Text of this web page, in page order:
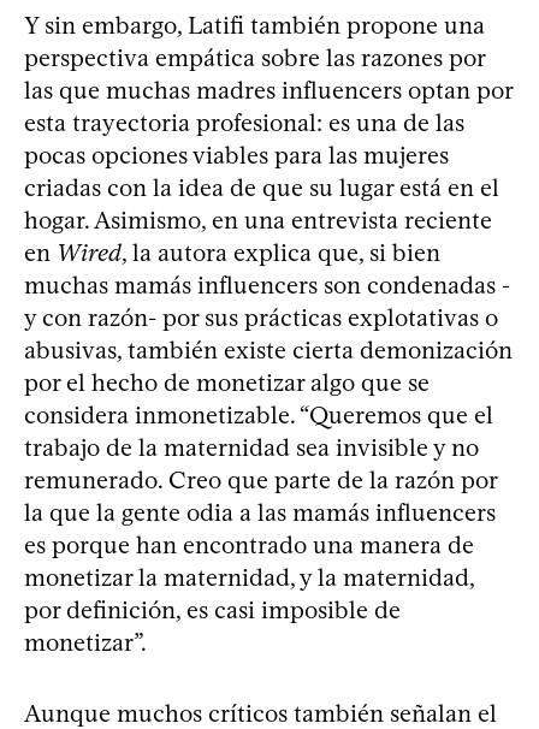
Y sin embargo, Latifi también propone una
perspectiva empática sobre las razones por
las que muchas madres influencers optan por
esta trayectoria profesional: es una de las
pocas opciones viables para las mujeres
criadas con la idea de que su lugar está en el
hogar. Asimismo, en una entrevista reciente
en Wired, la autora explica que, si bien
muchas mamás influencers son condenadas -
y con razón- por sus prácticas explotativas o
abusivas, también existe cierta demonización
por el hecho de monetizar algo que se
considera inmonetizable. “Queremos que el
trabajo de la maternidad sea invisible y no
remunerado. Creo que parte de la razón por
la que la gente odia a las mamás influencers
es porque han encontrado una manera de
monetizar la maternidad, y la maternidad,
por definición, es casi imposible de
monetizar”.
Aunque muchos críticos también señalan el